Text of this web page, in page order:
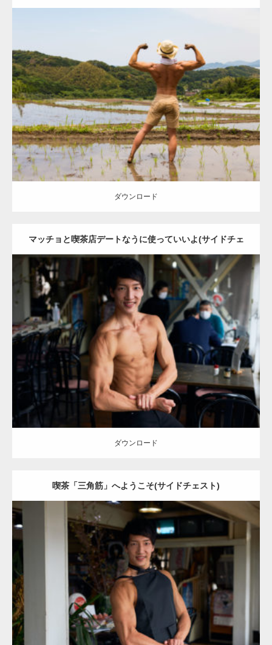
Update:2023.02.11
Category:田植えのマッチョ オレンジの人 AKIHITO(細マッチョ) 背
中 糸島 (福岡)
ダウンロード
ダウンロード
マッチョと喫茶店デートなうに使っていいよ(サイドチェ
スト)
Update:2023.02.11
Category:喫茶店のマッチョ(名古屋) その他 AKIHITO(細マッチョ) 大
胸筋
上腕二頭筋 腹筋 名古屋 (愛知)
ダウンロード
ダウンロード
喫茶「三角筋」へようこそ(サイドチェスト)
Update: 2023.02.11
喫茶店のマッチョ(名古屋) その他 AKIHITO(細マッチョ)
腕三頭筋 肩 前腕 名古屋 (愛知)
ダウンロード